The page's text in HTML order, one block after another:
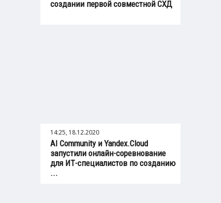
создании первой совместной СХД
14:25, 18.12.2020
AI Community и Yandex.Cloud
запустили онлайн-соревнование
для ИТ-специалистов по созданию
...